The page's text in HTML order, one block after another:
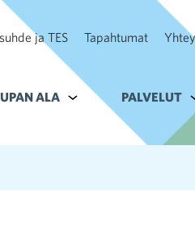
ja TES Tapahtumat
Vastuullisuus
ALA Alavalikko kohteelle
PALVELUT